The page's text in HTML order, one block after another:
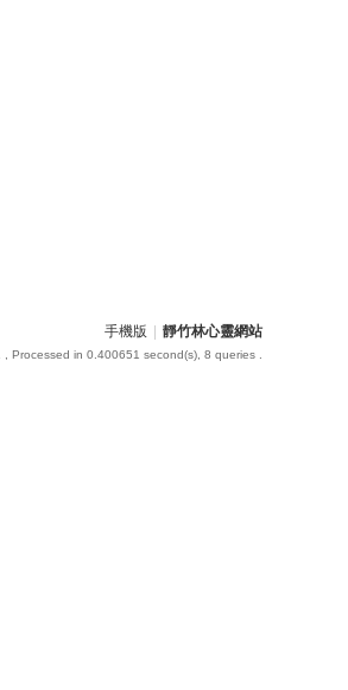
手機版 靜竹林心靈網站
, Processed in 0.400651 second(s), 8 queries .